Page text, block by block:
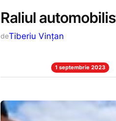
Raliul
deTiberiu Vințan
1 septembrie 2023